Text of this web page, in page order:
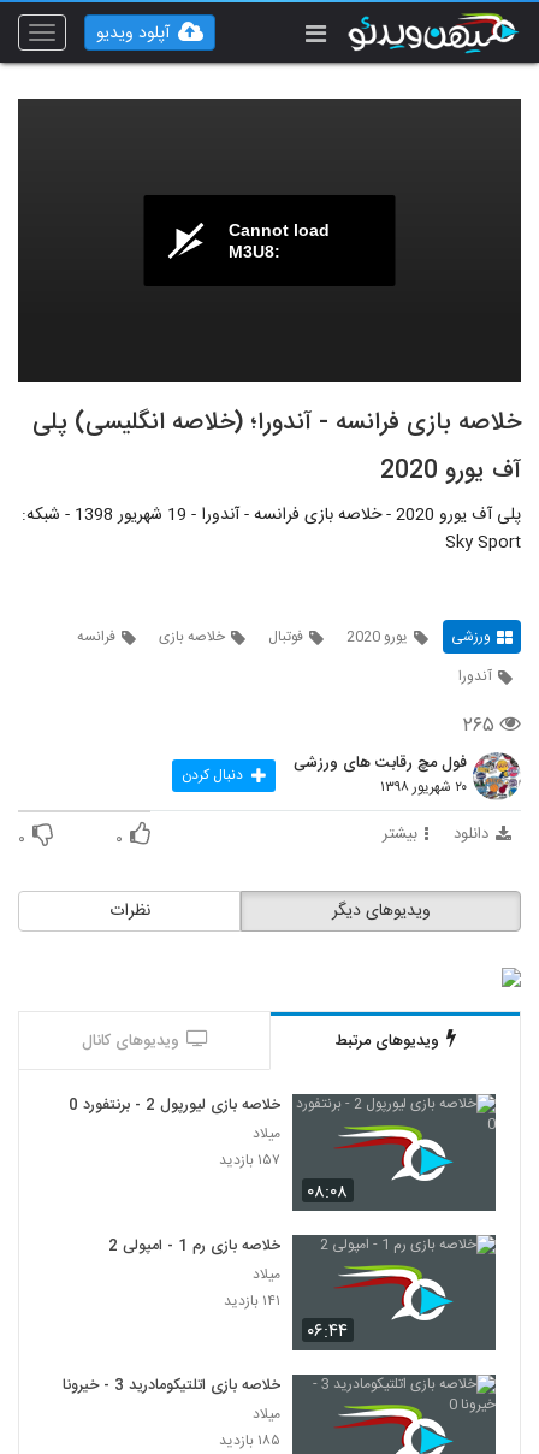
Toggle
آپلود ویدیو
Cannot load
M3U8:
خلاصه بازی فرانسه - آندورا؛ (خلاصه انگلیسی) پلی
آف یورو 2020
پلی آف یورو 2020 - خلاصه بازی فرانسه - آندورا - 19 شهریور 1398 - شبکه:
Sky Sport
ورزشی یورو 2020 فوتبال خلاصه بازی
فرانسه
آندورا
۲۶۵
فول مچ رقابت های ورزشی
۲۰ شهریور ۱۳۹۸ دنبال کردن
دانلود بیشتر ۰ ۰
نظرات ویدیوهای دیگر
ویدیوهای مرتبط ویدیوهای کانال
۰۸:۰۸
خلاصه بازی لیورپول 2 - برنتفورد 0
میلاد
۱۵۷ بازدید
۰۶:۴۴
خلاصه بازی رم 1 - امپولی 2
میلاد
۱۴۱ بازدید
خلاصه بازی اتلتیکومادرید 3 - خیرونا 0
میلاد
۱۸۵ بازدید